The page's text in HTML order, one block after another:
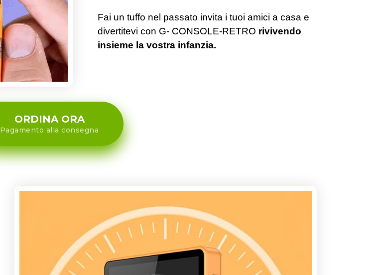
Fai un tuffo nel passato invita i tuoi amici a casa e
divertitevi con G- CONSOLE-RETRO rivivendo
insieme la vostra infanzia.
ORDINA ORA
Pagamento alla consegna